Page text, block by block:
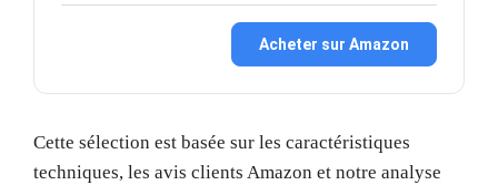
Acheter sur Amazon
Cette sélection est basée sur les caractéristiques
techniques, les avis clients Amazon et notre analyse